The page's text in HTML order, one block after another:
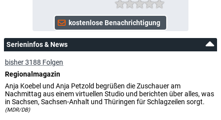
Serieninfos & News
bisher 3188 Folgen
Regionalmagazin
Anja Koebel und Anja Petzold begrüßen die Zuschauer am
Nachmittag aus einem virtuellen Studio und berichten über alles, was
in Sachsen, Sachsen-Anhalt und Thüringen für Schlagzeilen sorgt.
(MDR/DB)